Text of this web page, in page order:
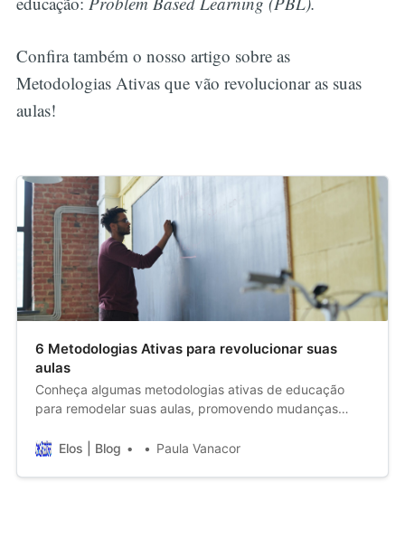
Confira também o nosso artigo sobre as
Metodologias Ativas que vão revolucionar as suas
aulas!
6 Metodologias Ativas para revolucionar suas
aulas
Conheça algumas metodologias ativas de educação
para remodelar suas aulas, promovendo mudanças
Elos | Blog
Paula Vanacor